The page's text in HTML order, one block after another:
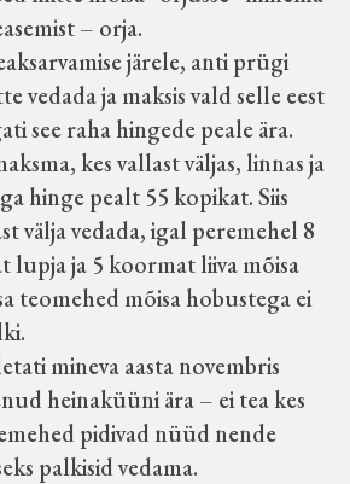
– orja.
järele, anti prügi
vedada ja maksis vald selle eest
see raha hingede peale ära.
kes vallast väljas, linnas ja
hinge pealt 55 kopikat. Siis
välja vedada, igal peremehel 8
lupja ja 5 koormat liiva mõisa
teomehed mõisa hobustega ei
mineva aasta novembris
heinaküüni ära – ei tea kes
pidivad nüüd nende
palkisid vedama.